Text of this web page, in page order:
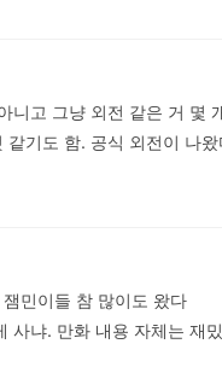
니고 그냥 외전 같은 거 몇
기도 함. 공식 외전이 나
민이들 참 많이도 왔다
사냐. 만화 내용 자체는 재